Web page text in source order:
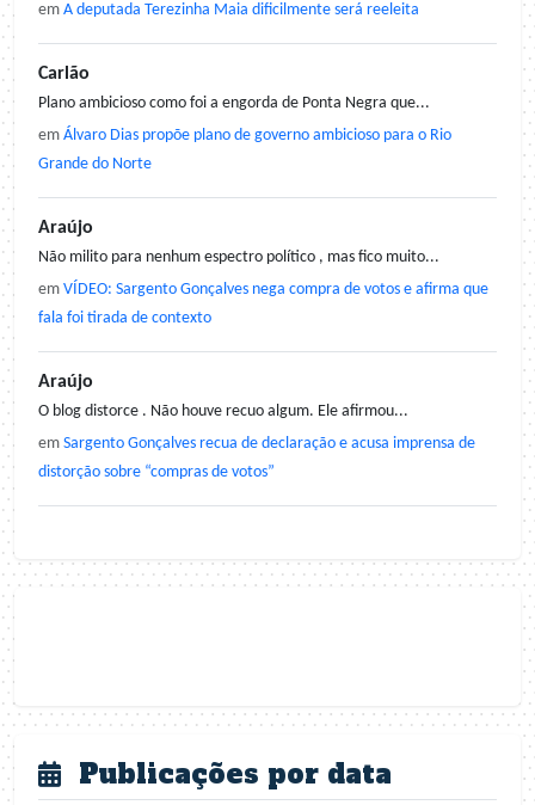
em A deputada Terezinha Maia dificilmente será reeleita
Carlão
Plano ambicioso como foi a engorda de Ponta Negra que...
em Álvaro Dias propõe plano de governo ambicioso para o Rio
Grande do Norte
Araújo
Não milito para nenhum espectro político , mas fico muito...
em VÍDEO: Sargento Gonçalves nega compra de votos e afirma que
fala foi tirada de contexto
Araújo
O blog distorce . Não houve recuo algum. Ele afirmou...
em Sargento Gonçalves recua de declaração e acusa imprensa de
distorção sobre “compras de votos”
Publicações por data